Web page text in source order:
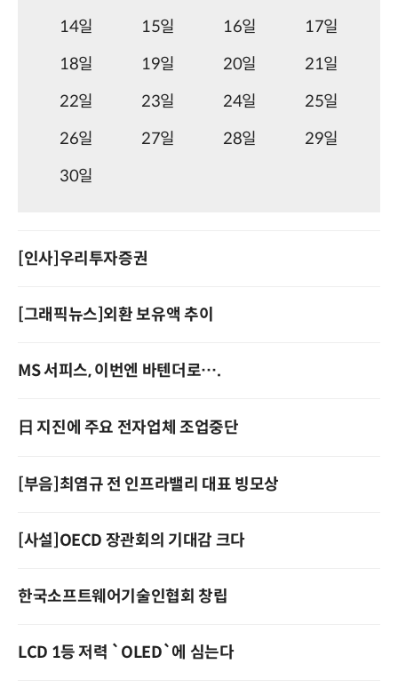
14일
15일 16일
17일
18일
19일 20일
21일
22일
23일 24일
25일
26일
27일 28일
29일
30일
[인사]우리투자증권
[그래픽뉴스]외환 보유액 추이
MS 서피스, 이번엔 바텐더로….
日 지진에 주요 전자업체 조업중단
[부음]최염규 전 인프라밸리 대표 빙모상
[사설]OECD 장관회의 기대감 크다
한국소프트웨어기술인협회 창립
LCD 1등 저력 `OLED`에 심는다